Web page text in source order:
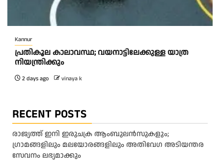
Kannur
പ്രതികൂല കാലാവസ്ഥ; വയനാട്ടിലേക്കുള്ള യാത്ര
നിയന്ത്രിക്കും
2 days ago vinaya k
RECENT POSTS
രാജ്യത്ത് ഇനി ഇരുചക്ര ആംബുലന്‍സുകളും;
ഗ്രാമങ്ങളിലും മലയോരങ്ങളിലും അതിവേഗ അടിയന്തര
സേവനം ലഭ്യമാക്കും